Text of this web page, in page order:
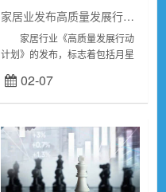
家居业发布高质量发展行动计划
家居行业《高质量发展行动
计划》的发布，标志着包括月星
业高质量发展浪潮，直面消费者
行为与态度变化，以精益求精的
02-07